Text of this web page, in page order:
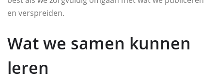
en verspreiden.
Wat we samen kunnen
leren